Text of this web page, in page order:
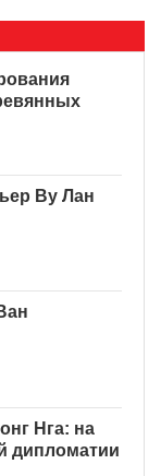
Ву Лан
Нга: на
дипломатии